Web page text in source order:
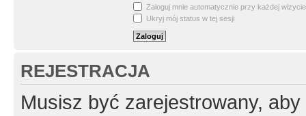
Zaloguj mnie automatycznie przy każdej wizycie
Ukryj mój status w tej sesji
REJESTRACJA
Musisz być zarejestrowany,